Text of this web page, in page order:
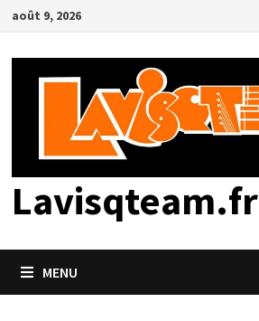
Passer
contenu
août 9, 2026
Lavisqteam.fr
MENU